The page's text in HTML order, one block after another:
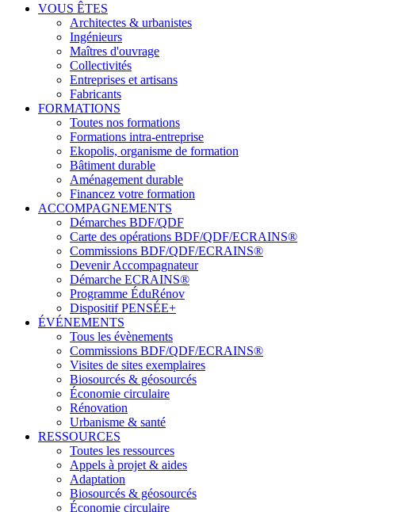
VOUS ÊTES
Architectes & urbanistes
Ingénieurs
Maîtres d'ouvrage
Collectivités
Entreprises et artisans
Fabricants
FORMATIONS
Toutes nos formations
Formations intra-entreprise
Ekopolis, organisme de formation
Bâtiment durable
Aménagement durable
Financez votre formation
ACCOMPAGNEMENTS
Démarches BDF/QDF
Carte des opérations BDF/QDF/ECRAINS®
Commissions BDF/QDF/ECRAINS®
Devenir Accompagnateur
Démarche ECRAINS®
Programme ÉduRénov
Dispositif PENSÉE+
ÉVÉNEMENTS
Tous les évènements
Commissions BDF/QDF/ECRAINS®
Visites de sites exemplaires
Biosourcés & géosourcés
Économie circulaire
Rénovation
Urbanisme & santé
RESSOURCES
Toutes les ressources
Appels à projet & aides
Adaptation
Biosourcés & géosourcés
Économie circulaire